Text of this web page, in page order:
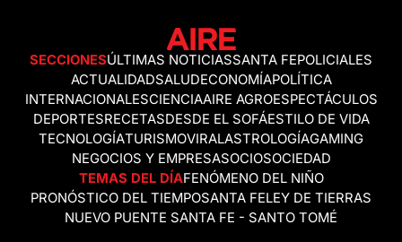
SECCIONESÚLTIMAS NOTICIASSANTA FEPOLICIALES
ACTUALIDADSALUDECONOMÍAPOLÍTICA
INTERNACIONALESCIENCIAAIRE AGROESPECTÁCULOS
DEPORTESRECETASDESDE EL SOFÁESTILO DE VIDA
TECNOLOGÍATURISMOVIRALASTROLOGÍAGAMING
NEGOCIOS Y EMPRESASOCIOSOCIEDAD
TEMAS DEL DÍAFENÓMENO DEL NIÑO
PRONÓSTICO DEL TIEMPOSANTA FELEY DE TIERRAS
NUEVO PUENTE SANTA FE - SANTO TOMÉ